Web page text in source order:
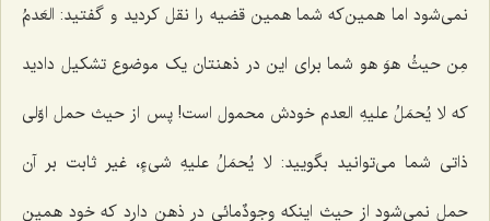
نمی‌شود اما همین‌که شما همین قضیه را نقل کردید و گفتید: العَدمُ
مِن حیثُ هوَ هو شما برای این در ذهنتان یک موضوع تشکیل دادید
که لا یُحمَلُ علیهِ العدمخودش محمول است! پس از حیث حمل اوّلی
ذاتی شما می‌توانید بگویید: لا یُحمَلُ علیهِ شیءٍ،غیر ثابت بر آن
حمل نمی‌شود از حیث اینکه وجودٌمائی در ذهن دارد که خود همین